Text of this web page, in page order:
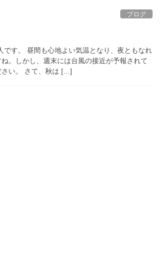
ブログ
です。 昼間も心地よい気温となり、夜ともなれ
。しかし、週末には台風の接近が予報されて
さい。 さて、秋は […]